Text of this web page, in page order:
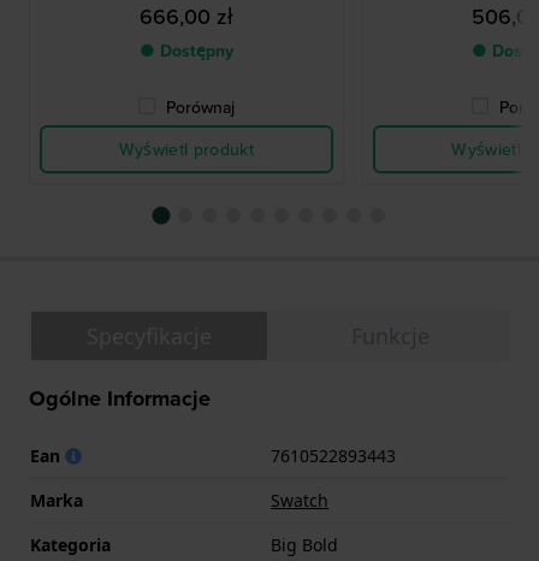
666,00 zł
● Dostępny
Porównaj
Wyświetl produkt
●
Wyświetl
Ogólne Informacje
Ean
7610522893443
Marka
Swatch
Kategoria
Big Bold